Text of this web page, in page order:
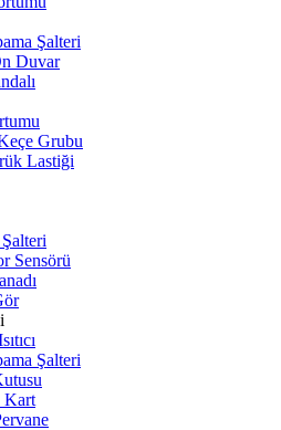
Şalteri
Duvar
Grubu
Lastiği
Sensörü
Şalteri
Kart